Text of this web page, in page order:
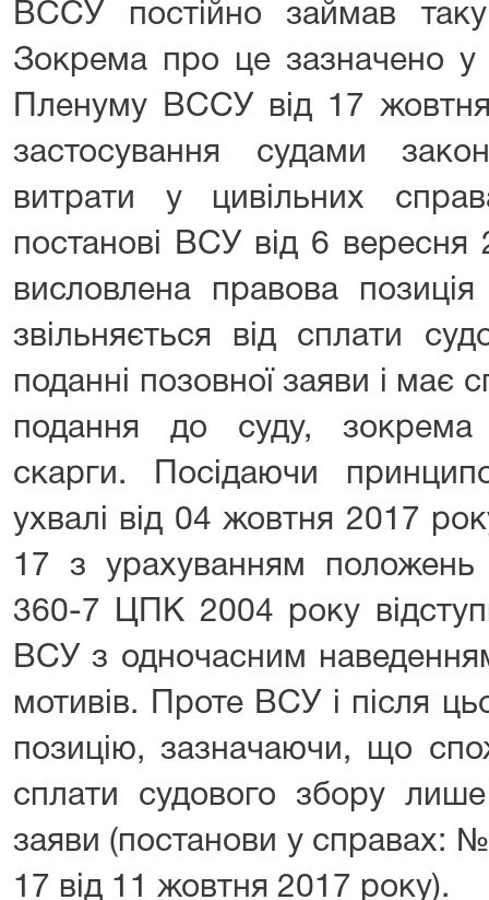
ВССУ постійно займав
Зокрема про це зазначено у
Пленуму ВССУ від 17
застосування судами
витрати у цивільних
постанові ВСУ від 6
висловлена правова
звільняється від сплати
поданні позовної заяви і має
подання до суду, зокрема
скарги. Посідаючи
ухвалі від 04 жовтня 2017
17 з урахуванням положень
360-7 ЦПК 2004 року
ВСУ з одночасним
мотивів. Проте ВСУ і після
позицію, зазначаючи, що
сплати судового збору
заяви (постанови у справах:
17 від 11 жовтня 2017 року).